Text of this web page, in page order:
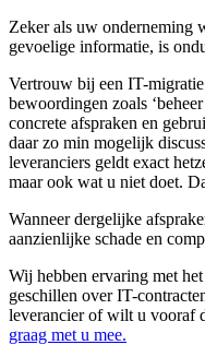
Zeker als uw onderneming
gevoelige informatie, is
Vertrouw bij een IT-
bewoordingen zoals
concrete afspraken en
daar zo min mogelijk
leveranciers geldt exact
maar ook wat u niet doet.
Wanneer dergelijke
aanzienlijke schade en
Wij hebben ervaring met
geschillen over IT-
leverancier of wilt u vooraf
graag met u mee.